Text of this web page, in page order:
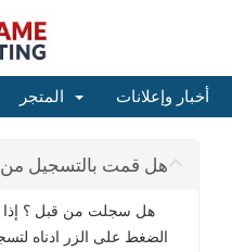
أخبار وإعلانات
هل قمت بالتسجيل
هل سجلت من قبل ؟ إذا
الضغط على الزر ادناه